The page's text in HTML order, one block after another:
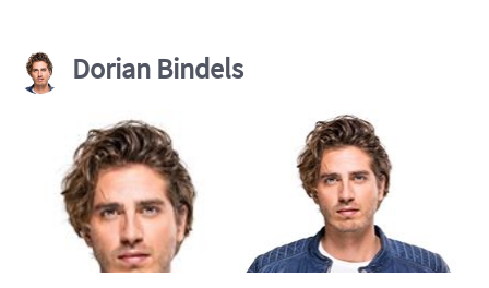
Dorian Bindels